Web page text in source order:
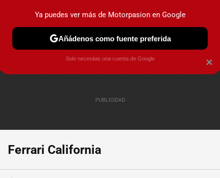
PRUEBAS COCHES ELÉCTRICOS OBSERVATORIO
Ferrari California
×
Ya puedes ver más de Motorpasion en Google
Añádenos como fuente preferida
Solo necesitas una cuenta de Google